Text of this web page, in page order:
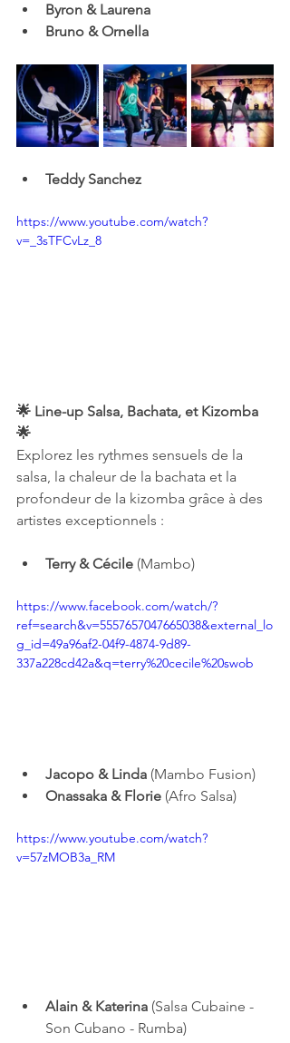
Byron & Laurena
Bruno & Ornella
Teddy Sanchez
https://www.youtube.com/watch?
v=_3sTFCvLz_8
🌟 Line-up Salsa, Bachata, et Kizomba
🌟
Explorez les rythmes sensuels de la
salsa, la chaleur de la bachata et la
profondeur de la kizomba grâce à des
artistes exceptionnels :
Terry & Cécile (Mambo)
https://www.facebook.com/watch/?
ref=search&v=5557657047665038&external_lo
g_id=49a96af2-04f9-4874-9d89-
337a228cd42a&q=terry%20cecile%20swob
Jacopo & Linda (Mambo Fusion)
Onassaka & Florie (Afro Salsa)
https://www.youtube.com/watch?
v=57zMOB3a_RM
Alain & Katerina (Salsa Cubaine -
Son Cubano - Rumba)